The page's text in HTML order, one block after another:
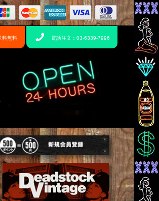
料無料 電話注文：03-6339-7996